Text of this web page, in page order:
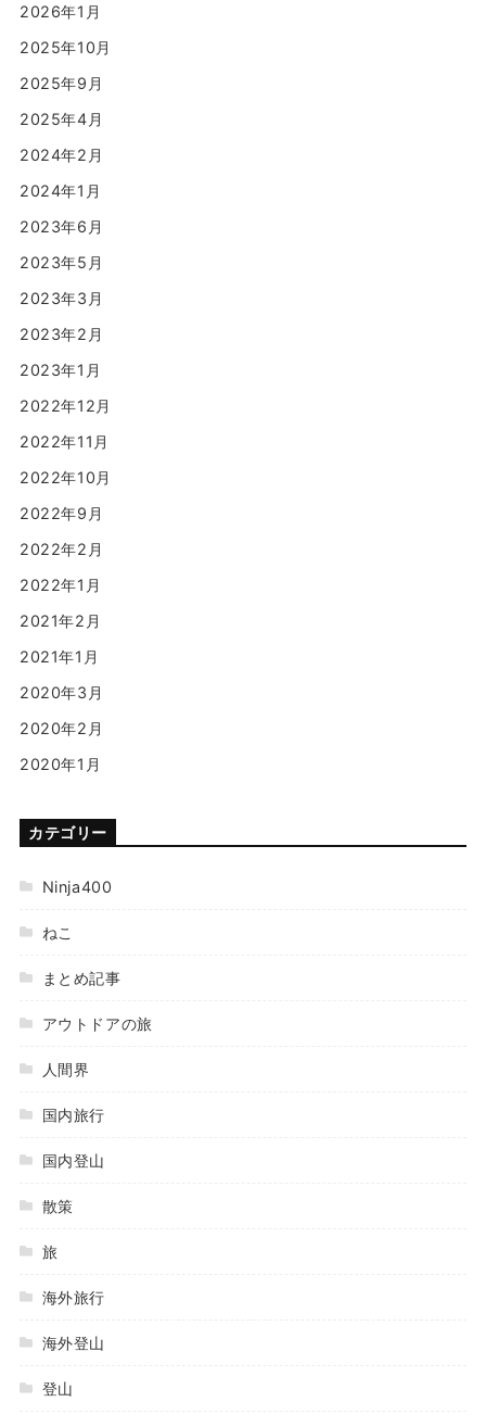
2026年1月
2025年10月
2025年9月
2025年4月
2024年2月
2024年1月
2023年6月
2023年5月
2023年3月
2023年2月
2023年1月
2022年12月
2022年11月
2022年10月
2022年9月
2022年2月
2022年1月
2021年2月
2021年1月
2020年3月
2020年2月
2020年1月
カテゴリー
Ninja400
ねこ
まとめ記事
アウトドアの旅
人間界
国内旅行
国内登山
散策
旅
海外旅行
海外登山
登山